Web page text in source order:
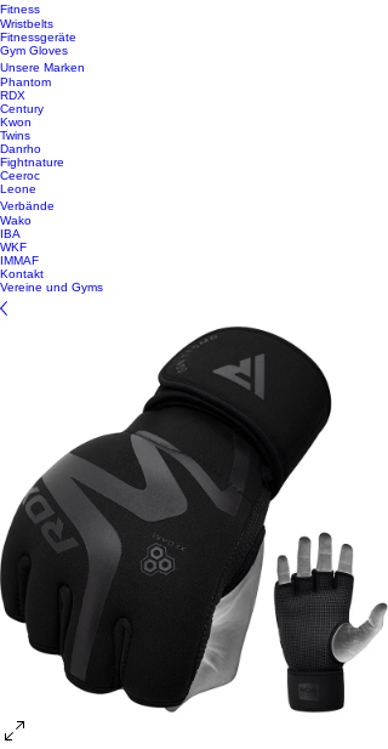
Fitness
Wristbelts
Fitnessgeräte
Gym Gloves
Unsere Marken
Phantom
RDX
Century
Kwon
Twins
Danrho
Fightnature
Ceeroc
Leone
Verbände
Wako
IBA
WKF
IMMAF
Kontakt
Vereine und Gyms